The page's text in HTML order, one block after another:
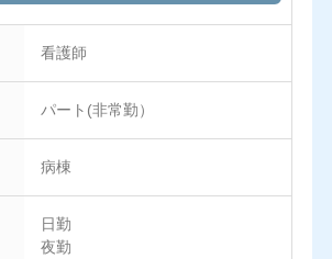
看護師
パート(非常勤）
病棟
日勤
夜勤